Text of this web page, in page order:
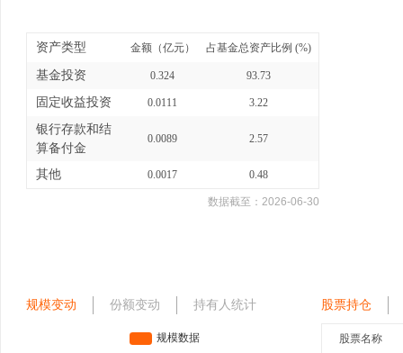
资产类型 金额（亿元） 占基金总资产比例 (%)
基金投资 0.324 93.73
固定收益投资 0.0111 3.22
银行存款和结
算备付金
0.0089 2.57
其他 0.0017 0.48
数据截至： 2026-06-30
规模变动 份额变动 持有人统计 股票持仓
股票名称